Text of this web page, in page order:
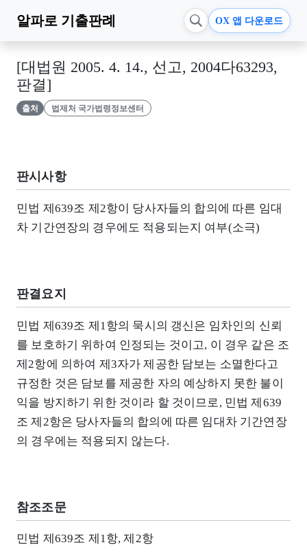
알파로 기출판례 OX 앱 다운로드
[대법원 2005. 4. 14., 선고, 2004다63293,
판결]
출처 법제처 국가법령정보센터
판시사항
민법 제639조 제2항이 당사자들의 합의에 따른 임대
차 기간연장의 경우에도 적용되는지 여부(소극)
판결요지
민법 제639조 제1항의 묵시의 갱신은 임차인의 신뢰
를 보호하기 위하여 인정되는 것이고, 이 경우 같은 조
제2항에 의하여 제3자가 제공한 담보는 소멸한다고
규정한 것은 담보를 제공한 자의 예상하지 못한 불이
익을 방지하기 위한 것이라 할 것이므로, 민법 제639
조 제2항은 당사자들의 합의에 따른 임대차 기간연장
의 경우에는 적용되지 않는다.
참조조문
민법 제639조 제1항, 제2항